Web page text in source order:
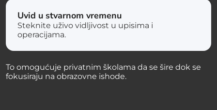
Uvid u stvarnom vremenu
Steknite uživo vidljivost u upisima i
operacijama.
To omogućuje privatnim školama da se šire dok se
fokusiraju na obrazovne ishode.